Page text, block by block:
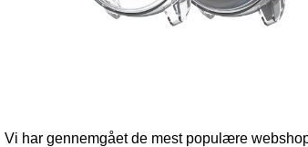
Vi har gennemgået de mest populære